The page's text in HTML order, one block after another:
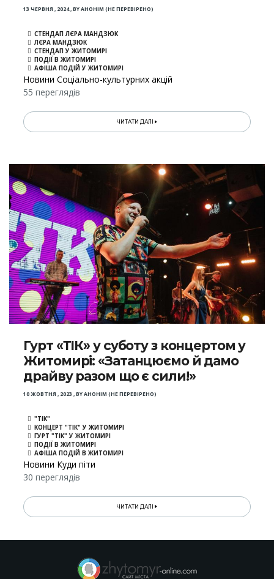
13 ЧЕРВНЯ , 2024,BYАНОНІМ (НЕ ПЕРЕВІРЕНО)
СТЕНДАП ЛЄРА МАНДЗЮК
ЛЄРА МАНДЗЮК
СТЕНДАП У ЖИТОМИРІ
ПОДІЇ В ЖИТОМИРІ
АФІША ПОДІЙ У ЖИТОМИРІ
Новини Соціально-культурних акцій
55 переглядів
ЧИТАТИ ДАЛІ
Гурт «ТІК» у суботу з концертом у
Житомирі: «Затанцюємо й дамо
драйву разом що є сили!»
10 ЖОВТНЯ , 2023 ,BYАНОНІМ (НЕ ПЕРЕВІРЕНО)
"ТІК"
КОНЦЕРТ "ТІК" У ЖИТОМИРІ
ГУРТ "ТІК" У ЖИТОМИРІ
ПОДІЇ В ЖИТОМИРІ
АФІША ПОДІЙ В ЖИТОМИРІ
Новини Куди піти
30 переглядів
ЧИТАТИ ДАЛІ